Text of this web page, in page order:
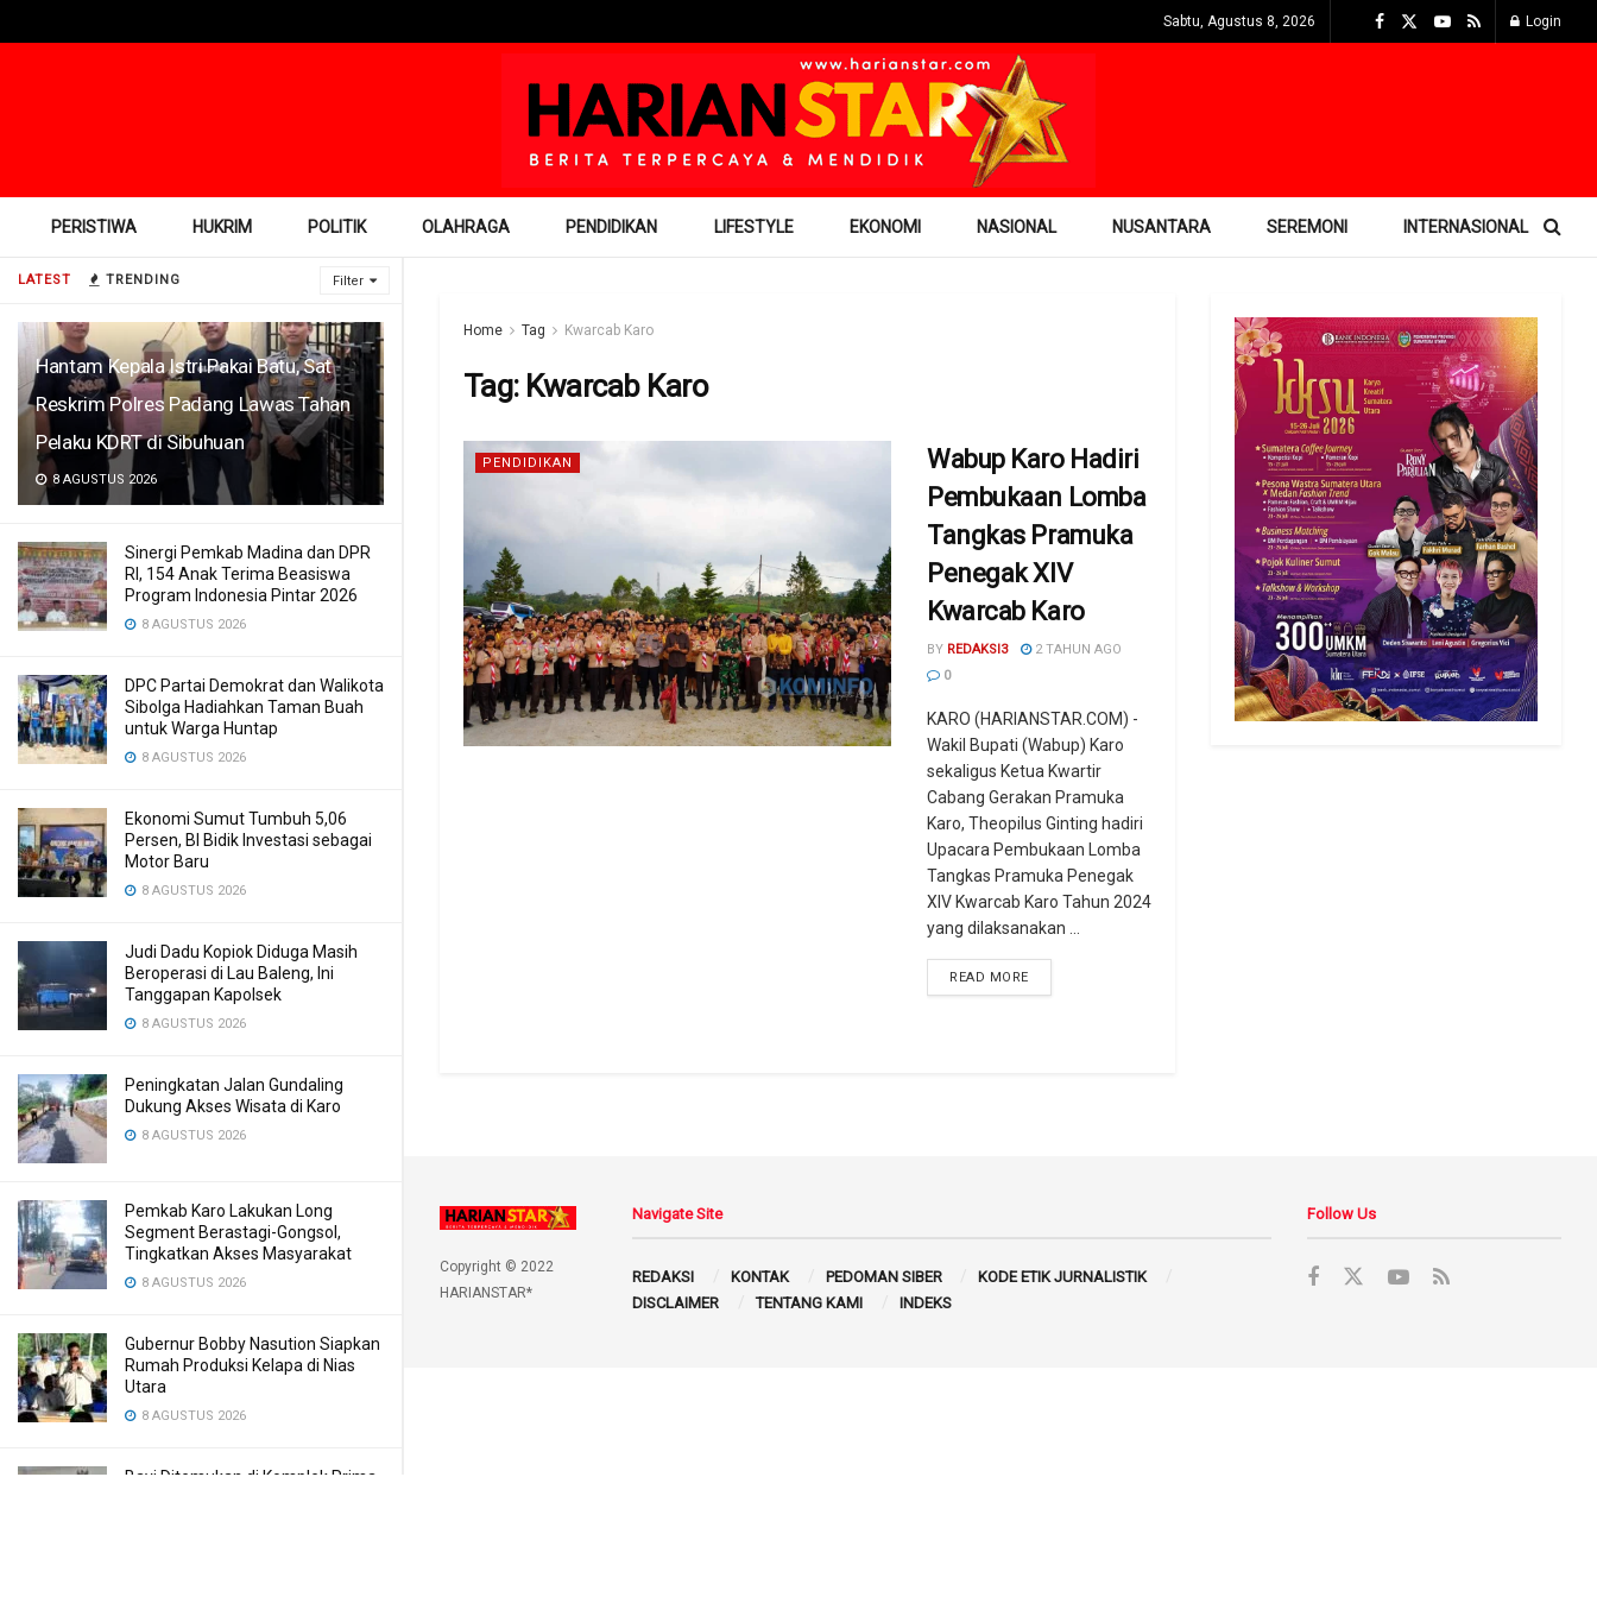
LATEST TRENDING Filter
Hantam Kepala Istri Pakai Batu, Sat
Reskrim Polres Padang Lawas Tahan
Pelaku KDRT di Sibuhuan
8 AGUSTUS 2026
Sinergi Pemkab Madina dan DPR
RI, 154 Anak Terima Beasiswa
Program Indonesia Pintar 2026
8 AGUSTUS 2026
DPC Partai Demokrat dan Walikota
Sibolga Hadiahkan Taman Buah
untuk Warga Huntap
8 AGUSTUS 2026
Ekonomi Sumut Tumbuh 5,06
Persen, BI Bidik Investasi sebagai
Motor Baru
8 AGUSTUS 2026
Judi Dadu Kopiok Diduga Masih
Beroperasi di Lau Baleng, Ini
Tanggapan Kapolsek
8 AGUSTUS 2026
Peningkatan Jalan Gundaling
Dukung Akses Wisata di Karo
8 AGUSTUS 2026
Pemkab Karo Lakukan Long
Segment Berastagi-Gongsol,
Tingkatkan Akses Masyarakat
8 AGUSTUS 2026
Gubernur Bobby Nasution Siapkan
Rumah Produksi Kelapa di Nias
Utara
8 AGUSTUS 2026
Bayi Ditemukan di Komplek Prima
Sabtu, Agustus 8, 2026 Login
PERISTIWA HUKRIM POLITIK OLAHRAGA PENDIDIKAN LIFESTYLE EKONOMI NASIONAL NUSANTARA SEREMONI INTERNASIONAL
Home Tag Kwarcab Karo
Tag: Kwarcab Karo
PENDIDIKAN
Wabup Karo Hadiri
Pembukaan Lomba
Tangkas Pramuka
Penegak XIV
Kwarcab Karo
BY REDAKSI3
2 TAHUN AGO
0
KARO (HARIANSTAR.COM) -
Wakil Bupati (Wabup) Karo
sekaligus Ketua Kwartir
Cabang Gerakan Pramuka
Karo, Theopilus Ginting hadiri
Upacara Pembukaan Lomba
Tangkas Pramuka Penegak
XIV Kwarcab Karo Tahun 2024
yang dilaksanakan ...
READ MORE
Copyright © 2022
HARIANSTAR*
Navigate Site
REDAKSI KONTAK PEDOMAN SIBER
KODE ETIK JURNALISTIK
DISCLAIMER
TENTANG KAMI INDEKS
Follow Us